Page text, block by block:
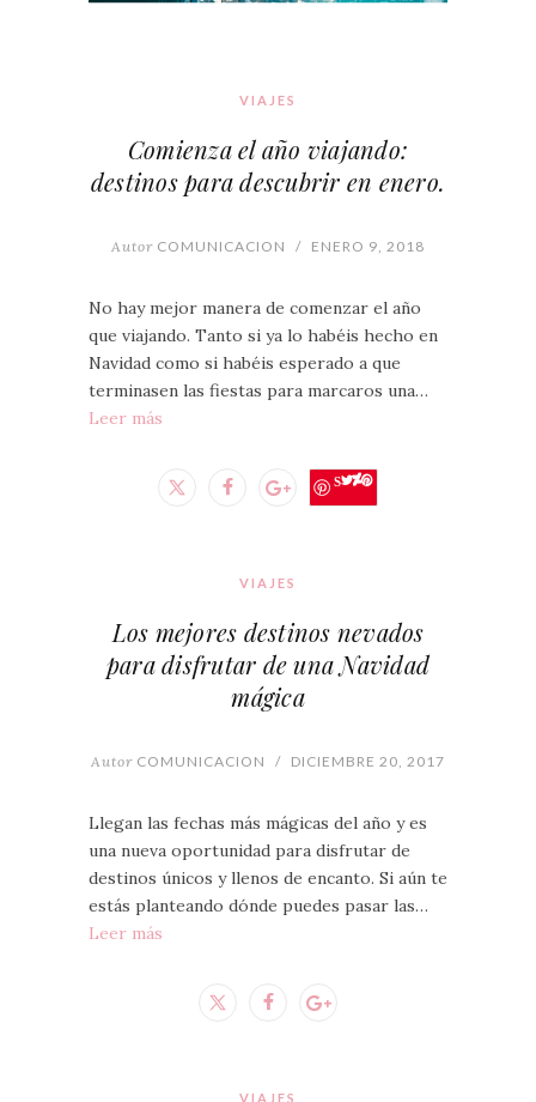
VIAJES
Comienza el año viajando:
destinos para descubrir en enero.
Autor COMUNICACION / ENERO 9, 2018
No hay mejor manera de comenzar el año
que viajando. Tanto si ya lo habéis hecho en
Navidad como si habéis esperado a que
terminasen las fiestas para marcaros una…
Leer más
Save
VIAJES
Los mejores destinos nevados
para disfrutar de una Navidad
mágica
Autor COMUNICACION / DICIEMBRE 20, 2017
Llegan las fechas más mágicas del año y es
una nueva oportunidad para disfrutar de
destinos únicos y llenos de encanto. Si aún te
estás planteando dónde puedes pasar las…
Leer más
VIAJES